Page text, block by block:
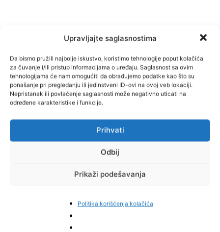
Upravljajte saglasnostima
Da bismo pružili najbolje iskustvo, koristimo tehnologije poput kolačića
za čuvanje i/ili pristup informacijama o uređaju. Saglasnost sa ovim
tehnologijama će nam omogućiti da obrađujemo podatke kao što su
ponašanje pri pregledanju ili jedinstveni ID-ovi na ovoj veb lokaciji.
Nepristanak ili povlačenje saglasnosti može negativno uticati na
određene karakteristike i funkcije.
Prihvati
Odbij
Prikaži podešavanja
Politika korišćenja kolačića
Facebook Pinterest
Najnovije vijesti
CIK BiH ovjerio liste za